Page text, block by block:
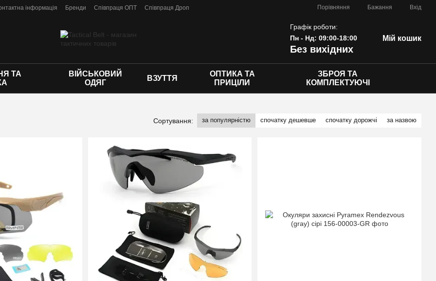
інформація Бренди Співпраця ОПТ
Співпраця Дроп
Порівняння Бажання Вхід
Графік роботи:
Пн - Нд: 09:00-18:00
Без вихідних
Мій кошик
ТА
ВІЙСЬКОВИЙ
ОДЯГ
ВЗУТТЯ
ОПТИКА ТА
ПРИЦІЛИ
ЗБРОЯ ТА
КОМПЛЕКТУЮЧІ
Сортування: за популярністю спочатку дешевше спочатку дорожчі за назвою